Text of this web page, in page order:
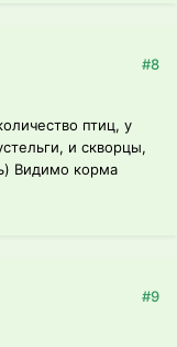
#8
птиц, у
и скворцы,
Видимо корма
#9